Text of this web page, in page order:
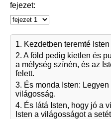
fejezet:
1. Kezdetben teremté
2. A föld pedig kietlen és
a mélység színén, és az
felett.
3. És monda Isten:
világosság.
4. És látá Isten, hogy jó a
Isten a világosságot a